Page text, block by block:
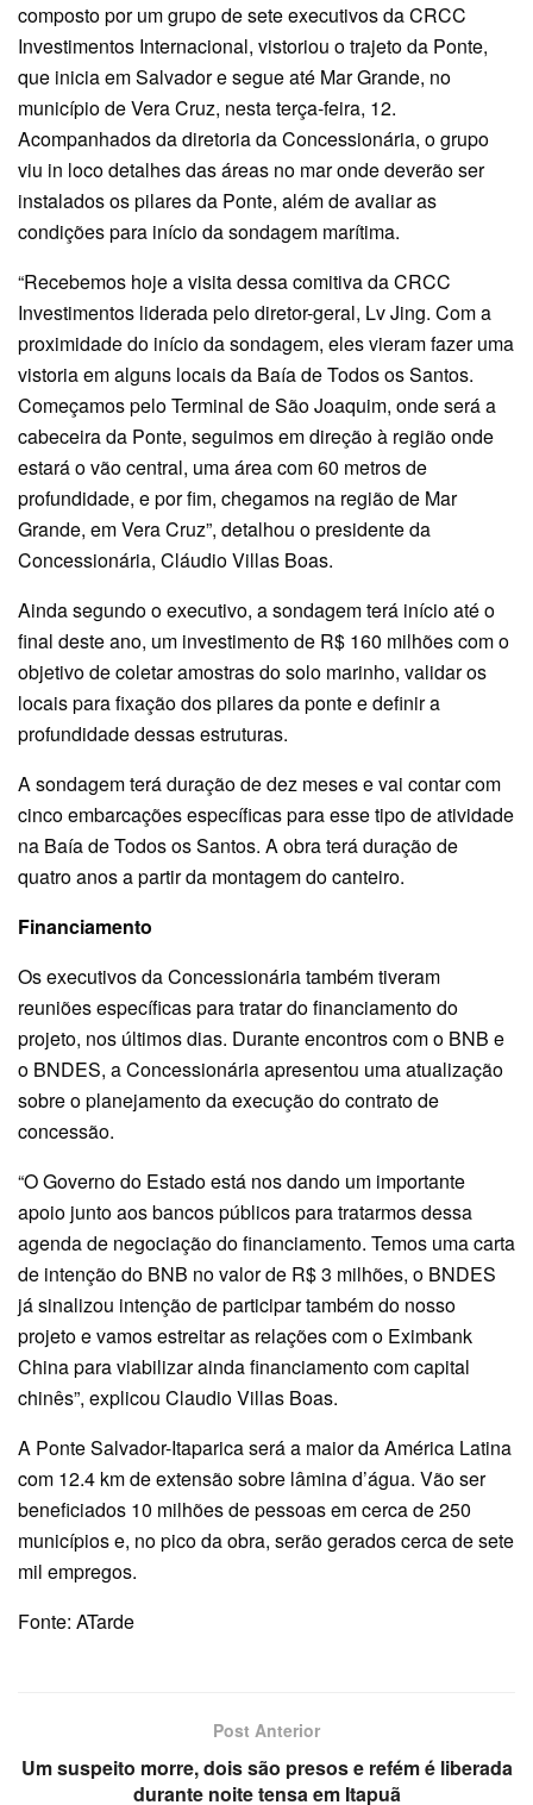
composto por um grupo de sete executivos da CRCC
Investimentos Internacional, vistoriou o trajeto da Ponte,
que inicia em Salvador e segue até Mar Grande, no
município de Vera Cruz, nesta terça-feira, 12.
Acompanhados da diretoria da Concessionária, o grupo
viu in loco detalhes das áreas no mar onde deverão ser
instalados os pilares da Ponte, além de avaliar as
condições para início da sondagem marítima.
“Recebemos hoje a visita dessa comitiva da CRCC
Investimentos liderada pelo diretor-geral, Lv Jing. Com a
proximidade do início da sondagem, eles vieram fazer uma
vistoria em alguns locais da Baía de Todos os Santos.
Começamos pelo Terminal de São Joaquim, onde será a
cabeceira da Ponte, seguimos em direção à região onde
estará o vão central, uma área com 60 metros de
profundidade, e por fim, chegamos na região de Mar
Grande, em Vera Cruz”, detalhou o presidente da
Concessionária, Cláudio Villas Boas.
Ainda segundo o executivo, a sondagem terá início até o
final deste ano, um investimento de R$ 160 milhões com o
objetivo de coletar amostras do solo marinho, validar os
locais para fixação dos pilares da ponte e definir a
profundidade dessas estruturas.
A sondagem terá duração de dez meses e vai contar com
cinco embarcações específicas para esse tipo de atividade
na Baía de Todos os Santos. A obra terá duração de
quatro anos a partir da montagem do canteiro.
Financiamento
Os executivos da Concessionária também tiveram
reuniões específicas para tratar do financiamento do
projeto, nos últimos dias. Durante encontros com o BNB e
o BNDES, a Concessionária apresentou uma atualização
sobre o planejamento da execução do contrato de
concessão.
“O Governo do Estado está nos dando um importante
apoio junto aos bancos públicos para tratarmos dessa
agenda de negociação do financiamento. Temos uma carta
de intenção do BNB no valor de R$ 3 milhões, o BNDES
já sinalizou intenção de participar também do nosso
projeto e vamos estreitar as relações com o Eximbank
China para viabilizar ainda financiamento com capital
chinês”, explicou Claudio Villas Boas.
A Ponte Salvador-Itaparica será a maior da América Latina
com 12.4 km de extensão sobre lâmina d’água. Vão ser
beneficiados 10 milhões de pessoas em cerca de 250
municípios e, no pico da obra, serão gerados cerca de sete
mil empregos.
Fonte: ATarde
Post Anterior
Um suspeito morre, dois são presos e refém é liberada
durante noite tensa em Itapuã